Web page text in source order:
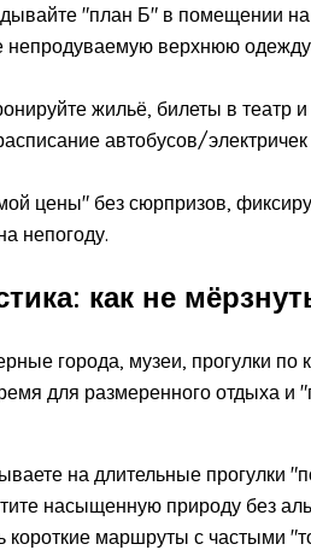
"план Б" в помещении
непродуваемую верхнюю одежду
жильё, билеты в театр
автобусов/
цены" без сюрпризов,
непогоду.
как не
города, музеи, прогулки по
для размеренного отдыха и
на длительные прогулки
насыщенную природу без
маршруты с частыми